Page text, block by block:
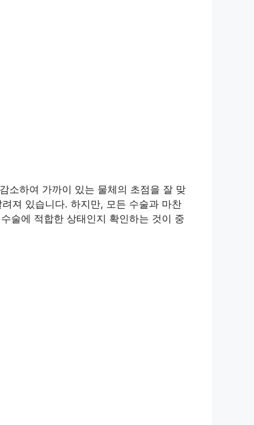
소하여 가까이 있는 물체의 초점을 잘 맞
져 있습니다. 하지만, 모든 수술과 마찬
술에 적합한 상태인지 확인하는 것이 중